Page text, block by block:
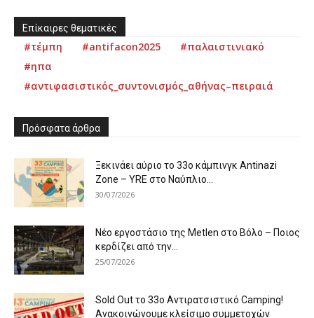
Επίκαιρες θεματικές
#τέμπη #antifacon2025
#παλαιστινιακό
#ηπα
#αντιφασιστικός_συντονισμός_αθήνας–πειραιά
Πρόσφατα άρθρα
Ξεκινάει αύριο το 33ο κάμπινγκ Antinazi
Zone – YRE στο Ναύπλιο...
30/07/2026
Νέο εργοστάσιο της Metlen στο Βόλο – Ποιος
κερδίζει από την...
25/07/2026
Sold Out το 33ο Αντιρατσιστικό Camping!
Ανακοινώνουμε κλείσιμο συμμετοχών